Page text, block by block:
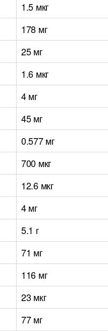
1.5 мкг
178 мг
25 мг
1.6 мкг
4 мг
45 мг
0.577 мг
700 мкг
12.6 мкг
4 мг
5.1 г
71 мг
116 мг
23 мкг
77 мг